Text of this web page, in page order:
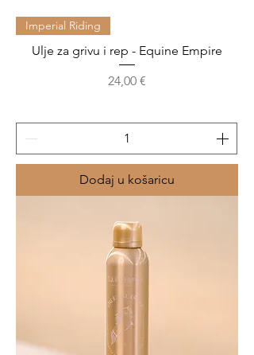
Imperial Riding
Ulje za grivu i rep - Equine Empire
Cijena
24,00 €
Dodaj u košaricu